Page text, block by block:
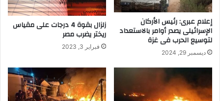
إعلام عبرى: رئيس الأركان
الإسرائيلى يصدر أوامر بالاستعداد
لتوسيع الحرب فى غزة
ديسمبر 29, 2024
زلزال بقوة 4 درجات على مقياس
ريختر يضرب مصر
فبراير 3, 2023